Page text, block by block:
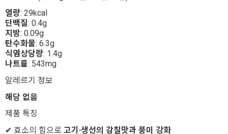
열량: 29kcal
단백질: 0.4g
지방: 0.09g
탄수화물: 6.3g
식염상당량: 1.4g
나트륨: 543mg
알레르기 정보
해당 없음
제품 특징
✔ 효소의 힘으로 고기·생선의 감칠맛과 풍미 강화